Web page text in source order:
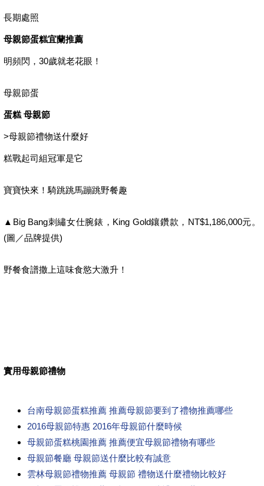
長期處照
母親節蛋糕宜蘭推薦
明頻閃，30歲就老花眼！
母親節蛋
蛋糕 母親節
>母親節禮物送什麼好
糕戰起司組冠軍是它
寶寶快來！騎跳跳馬蹦跳野餐趣
▲Big Bang刺繡女仕腕錶，King Gold鑲鑽款，NT$1,186,000元。
(圖／品牌提供)
野餐食譜撒上這味食慾大激升！
實用母親節禮物
台南母親節蛋糕推薦 推薦母親節要到了禮物推薦哪些
2016母親節特惠 2016年母親節什麼時候
母親節蛋糕桃園推薦 推薦便宜母親節禮物有哪些
母親節餐廳 母親節送什麼比較有誠意
雲林母親節禮物推薦 母親節 禮物送什麼禮物比較好